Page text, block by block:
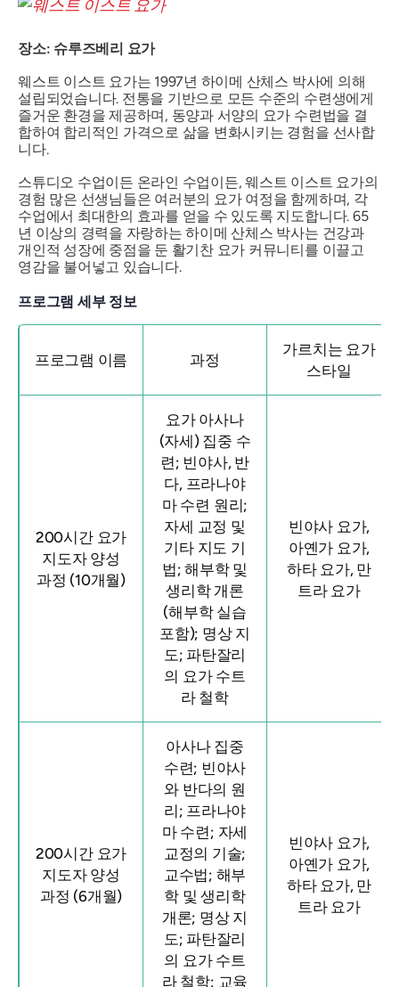
장소: 슈루즈베리 요가
웨스트 이스트 요가는 1997년 하이메 산체스 박사에 의해
설립되었습니다. 전통을 기반으로 모든 수준의 수련생에게
즐거운 환경을 제공하며, 동양과 서양의 요가 수련법을 결
합하여 합리적인 가격으로 삶을 변화시키는 경험을 선사합
니다.
스튜디오 수업이든 온라인 수업이든, 웨스트 이스트 요가의
경험 많은 선생님들은 여러분의 요가 여정을 함께하며, 각
수업에서 최대한의 효과를 얻을 수 있도록 지도합니다. 65
년 이상의 경력을 자랑하는 하이메 산체스 박사는 건강과
개인적 성장에 중점을 둔 활기찬 요가 커뮤니티를 이끌고
영감을 불어넣고 있습니다.
프로그램 세부 정보
프로그램 이름 과정
가르치는 요가
스타일
200시간 요가
지도자 양성
과정 (10개월)
요가 아사나
(자세) 집중 수
련; 빈야사, 반
다, 프라나야
마 수련 원리;
자세 교정 및
기타 지도 기
법; 해부학 및
생리학 개론
(해부학 실습
포함); 명상 지
도; 파탄잘리
의 요가 수트
라 철학
빈야사 요가,
아옌가 요가,
하타 요가, 만
트라 요가
200시간 요가
지도자 양성
과정 (6개월)
아사나 집중
수련; 빈야사
와 반다의 원
리; 프라나야
마 수련; 자세
교정의 기술;
교수법; 해부
학 및 생리학
개론; 명상 지
도; 파탄잘리
의 요가 수트
라 철학; 교육
빈야사 요가,
아옌가 요가,
하타 요가, 만
트라 요가